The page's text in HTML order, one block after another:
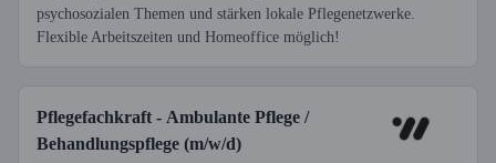
psychosozialen Themen und stärken lokale Pflegenetzwerke.
Flexible Arbeitszeiten und Homeoffice möglich!
Pflegefachkraft - Ambulante Pflege /
Behandlungspflege (m/w/d)